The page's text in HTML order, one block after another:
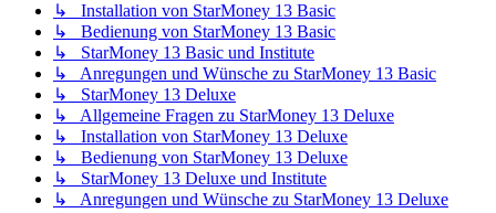
↳ Installation von StarMoney 13 Basic
↳ Bedienung von StarMoney 13 Basic
↳ StarMoney 13 Basic und Institute
↳ Anregungen und Wünsche zu StarMoney 13 Basic
↳ StarMoney 13 Deluxe
↳ Allgemeine Fragen zu StarMoney 13 Deluxe
↳ Installation von StarMoney 13 Deluxe
↳ Bedienung von StarMoney 13 Deluxe
↳ StarMoney 13 Deluxe und Institute
↳ Anregungen und Wünsche zu StarMoney 13 Deluxe